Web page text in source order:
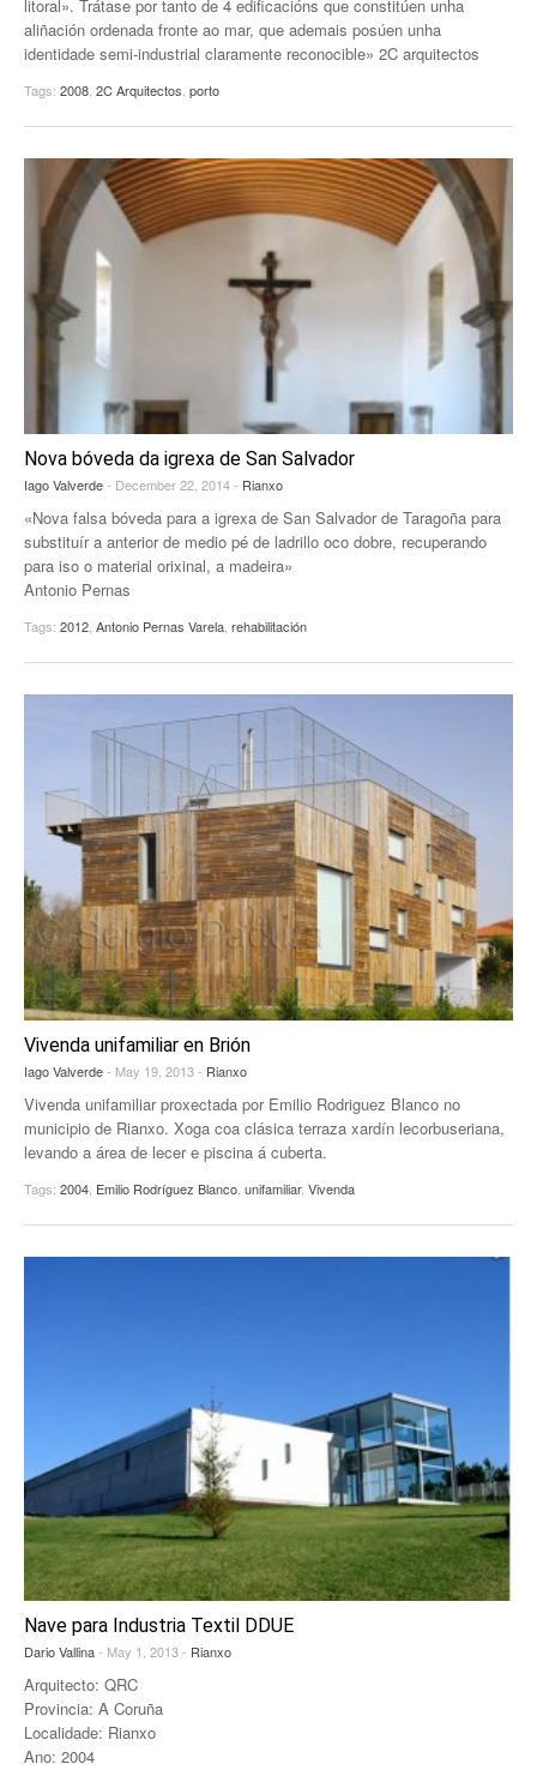
EUROPAN
litoral». Trátase por tanto de 4 edificacións que constitúen unha
aliñación ordenada fronte ao mar, que ademais posúen unha
identidade semi-industrial claramente reconocible» 2C arquitectos
Tags: 2008 2C Arquitectos porto
Nova bóveda da igrexa de San Salvador
Iago Valverde- December 22, 2014 - Rianxo
«Nova falsa bóveda para a igrexa de San Salvador de Taragoña para
substituír a anterior de medio pé de ladrillo oco dobre, recuperando
para iso o material orixinal, a madeira»
Antonio Pernas
Tags: 2012, Antonio Pernas Varela, rehabilitación
Vivenda unifamiliar en Brión
Iago Valverde- May 19, 2013 - Rianxo
Vivenda unifamiliar proxectada por Emilio Rodriguez Blanco no
municipio de Rianxo. Xoga coa clásica terraza xardín lecorbuseriana,
levando a área de lecer e piscina á cuberta.
Tags: 2004, Emilio Rodríguez Blanco, unifamiliar, Vivenda
Nave para Industria Textil DDUE
Dario Vallina- May 1, 2013 - Rianxo
Arquitecto: QRC
Provincia: A Coruña
Localidade: Rianxo
Ano: 2004